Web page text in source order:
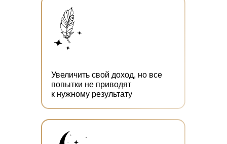
Увеличить свой доход, но все
попытки не приводят
к нужному результату